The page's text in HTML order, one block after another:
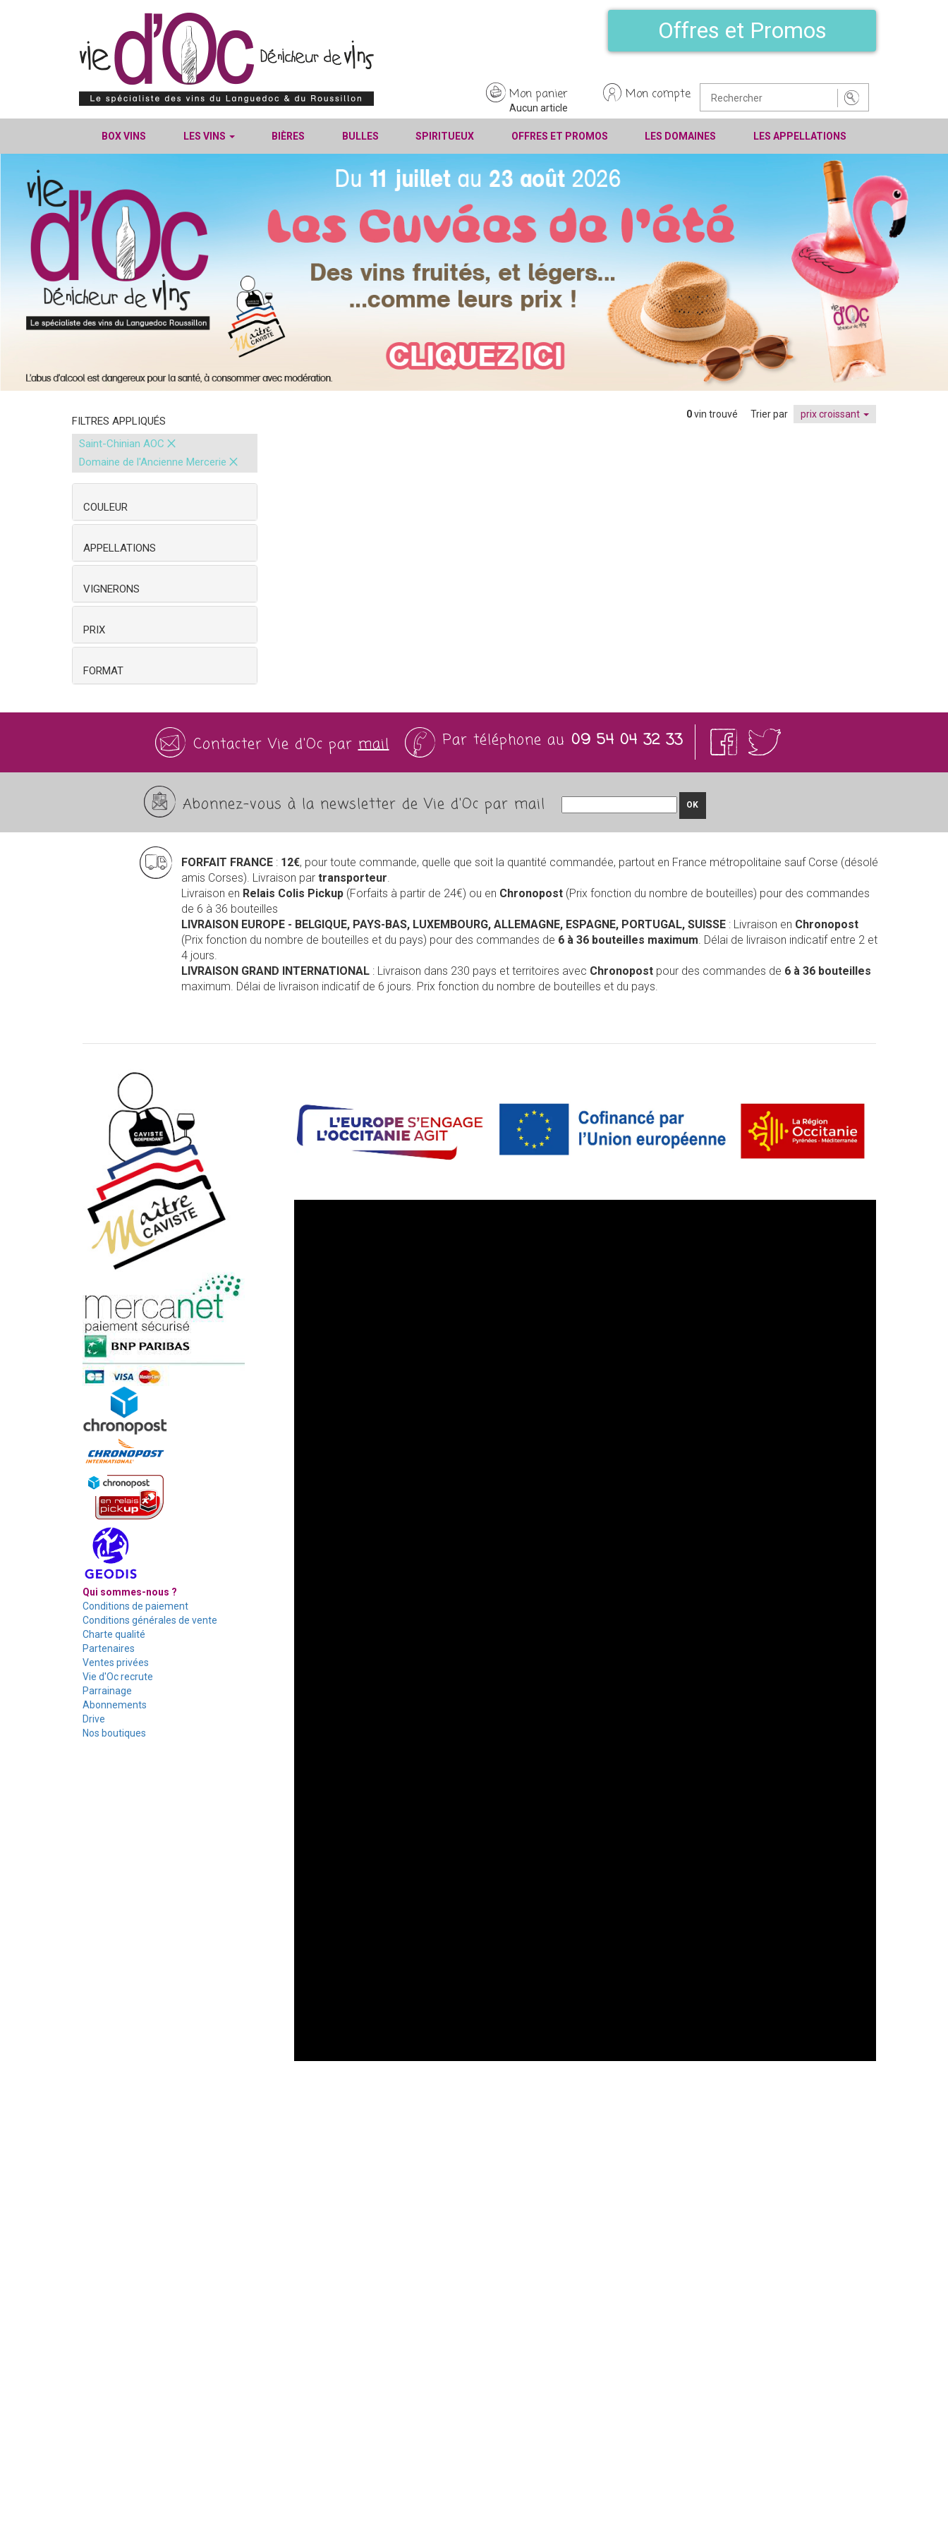
Offres et Promos
Mon panier
Aucun article
Mon compte
BOX VINS LES VINS BIÈRES BULLES SPIRITUEUX OFFRES ET PROMOS LES DOMAINES LES APPELLATIONS
FILTRES APPLIQUÉS
Saint-Chinian AOC ×
Domaine de l'Ancienne Mercerie ×
COULEUR
APPELLATIONS
VIGNERONS
PRIX
FORMAT
0vin trouvé Trier par prix croissant
Contacter Vie d'Oc parmail Par téléphone au 09 54 04 32 33
Abonnez-vous à la newsletter de Vie d'Oc par mail OK
FORFAIT FRANCE : 12€, pour toute commande, quelle que soit la quantité commandée, partout en France métropolitaine sauf Corse (désolé
amis Corses). Livraison partransporteur.
Livraison en Relais Colis Pickup (Forfaits à partir de 24€) ou en Chronopost (Prix fonction du nombre de bouteilles) pour des commandes
de 6 à 36 bouteilles
LIVRAISON EUROPE - BELGIQUE, PAYS-BAS, LUXEMBOURG, ALLEMAGNE, ESPAGNE, PORTUGAL, SUISSE : Livraison en Chronopost
(Prix fonction du nombre de bouteilles et du pays) pour des commandes de 6 à 36 bouteilles maximum. Délai de livraison indicatif entre 2 et
4 jours.
LIVRAISON GRAND INTERNATIONAL : Livraison dans 230 pays et territoires avec Chronopost pour des commandes de 6 à 36 bouteilles
maximum. Délai de livraison indicatif de 6 jours. Prix fonction du nombre de bouteilles et du pays.
Qui sommes-nous ?
Conditions de paiement
Conditions générales de vente
Charte qualité
Partenaires
Ventes privées
Vie d'Oc recrute
Parrainage
Abonnements
Drive
Nos boutiques